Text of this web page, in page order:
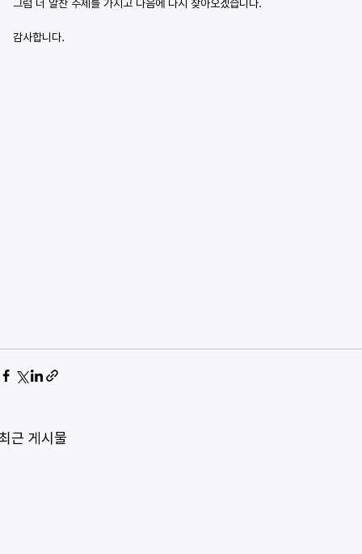
그럼 더 알찬 주제를 가지고 다음에 다시 찾아오겠습니다.
감사합니다.
근 게시물